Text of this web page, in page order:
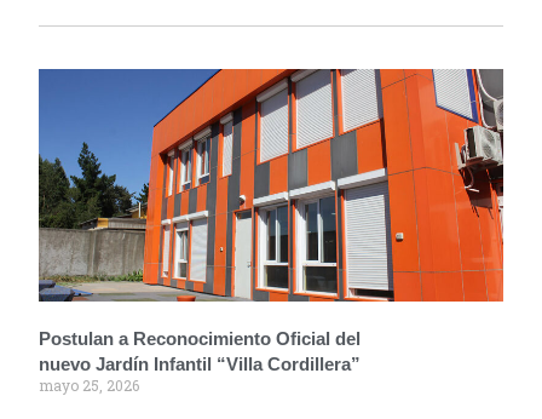
Postulan a Reconocimiento Oficial del
nuevo Jardín Infantil “Villa Cordillera”
mayo 25, 2026